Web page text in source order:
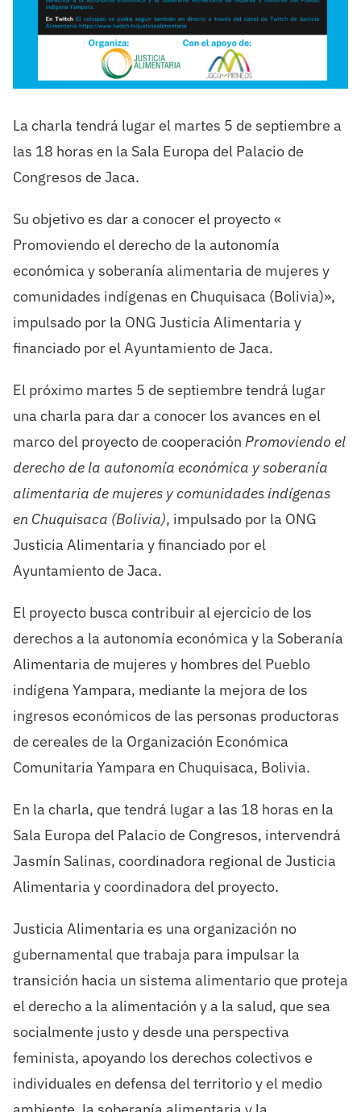
La charla tendrá lugar el martes 5 de septiembre a
las 18 horas en la Sala Europa del Palacio de
Congresos de Jaca.
Su objetivo es dar a conocer el proyecto «
Promoviendo el derecho de la autonomía
económica y soberanía alimentaria de mujeres y
comunidades indígenas en Chuquisaca (Bolivia)»,
impulsado por la ONG Justicia Alimentaria y
financiado por el Ayuntamiento de Jaca.
El próximo martes 5 de septiembre tendrá lugar
una charla para dar a conocer los avances en el
marco del proyecto de cooperación Promoviendo el
derecho de la autonomía económica y soberanía
alimentaria de mujeres y comunidades indígenas
en Chuquisaca (Bolivia), impulsado por la ONG
Justicia Alimentaria y financiado por el
Ayuntamiento de Jaca.
El proyecto busca contribuir al ejercicio de los
derechos a la autonomía económica y la Soberanía
Alimentaria de mujeres y hombres del Pueblo
indígena Yampara, mediante la mejora de los
ingresos económicos de las personas productoras
de cereales de la Organización Económica
Comunitaria Yampara en Chuquisaca, Bolivia.
En la charla, que tendrá lugar a las 18 horas en la
Sala Europa del Palacio de Congresos, intervendrá
Jasmín Salinas, coordinadora regional de Justicia
Alimentaria y coordinadora del proyecto.
Justicia Alimentaria es una organización no
gubernamental que trabaja para impulsar la
transición hacia un sistema alimentario que proteja
el derecho a la alimentación y a la salud, que sea
socialmente justo y desde una perspectiva
feminista, apoyando los derechos colectivos e
individuales en defensa del territorio y el medio